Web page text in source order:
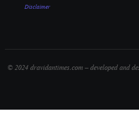
Disclaimer
© 2024 dravidantimes.com – developed and